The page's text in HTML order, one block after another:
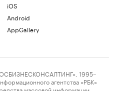
iOS
Android
AppGallery
1995–
агентства «РБК»